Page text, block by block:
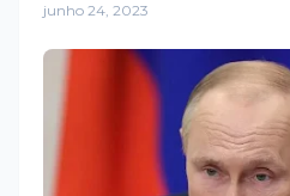
junho 24, 2023